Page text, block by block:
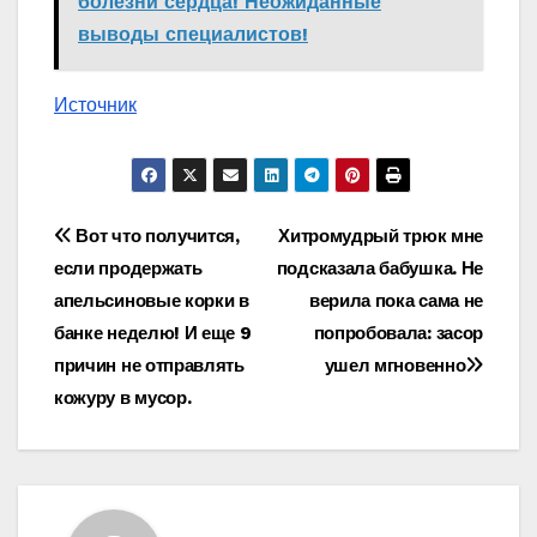
выводы специалистов!
Источник
Навигация
по
записям
Хитромудрый трюк мне
подсказала бабушка. Не
верила пока сама не
попробовала: засор
ушел мгновенно
Вот что получится,
если продержать
апельсиновые корки в
банке неделю! И еще 9
причин не отправлять
кожуру в мусор.